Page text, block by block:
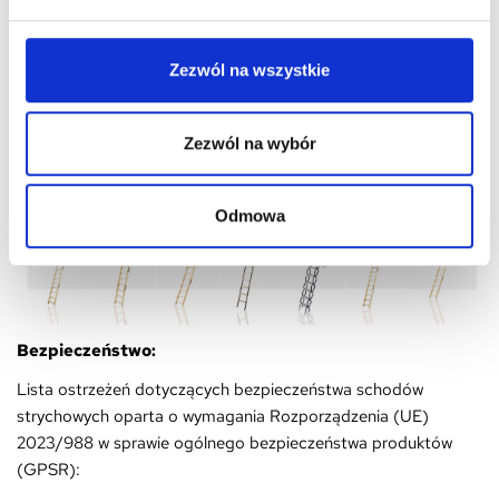
Zezwól na wszystkie
Zezwól na wybór
Odmowa
termicznej (W/m2K), dzięki czemuz łatwością
nasze schody strychowe do swoich potrzeb.
Bezpieczeństwo:
Lista ostrzeżeń dotyczących bezpieczeństwa schodów
strychowych oparta o wymagania Rozporządzenia (UE)
2023/988 w sprawie ogólnego bezpieczeństwa produktów
(GPSR):